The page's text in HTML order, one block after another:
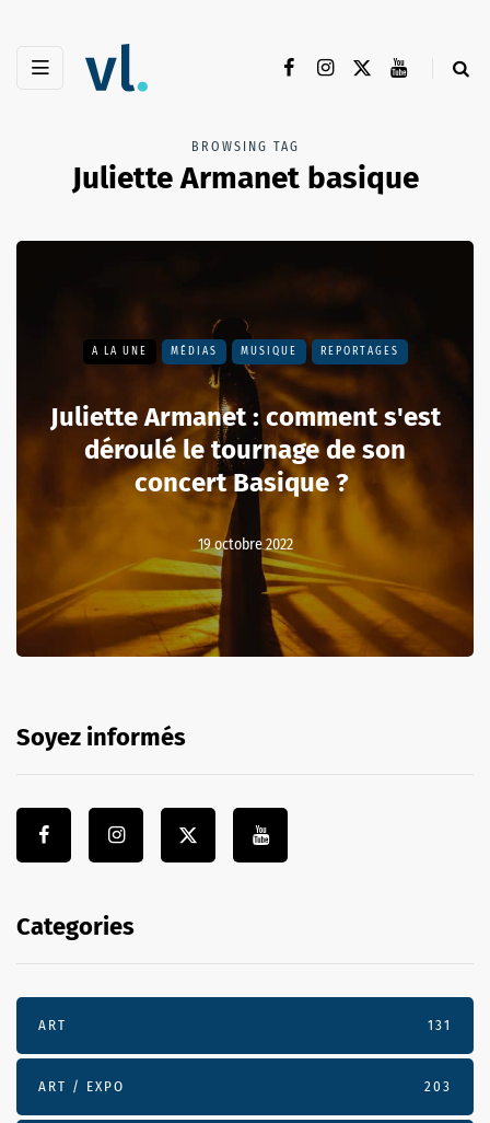
BROWSING TAG
Juliette Armanet basique
A LA UNE MÉDIAS MUSIQUE REPORTAGES
Juliette Armanet : comment s'est
déroulé le tournage de son
concert Basique ?
19 octobre 2022
Soyez informés
Categories
ART 131
ART / EXPO 203